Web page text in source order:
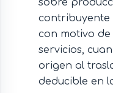
sobre
contribuyente
con motivo
servicios,
origen al
deducible en